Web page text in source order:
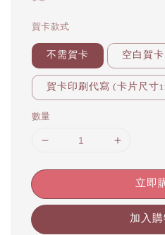
賀卡款式
不需賀卡 空白賀
賀卡印刷代寫 (卡片尺寸
數量
立即
加入